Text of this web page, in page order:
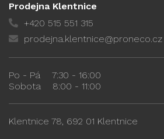
Prodejna Klentnice
+420 515 551 315
prodejna.klentnice@proneco.cz
Po - Pá
7:30 - 16:00
Sobota
8:00 - 11:00
Klentnice 78, 692 01 Klentnice